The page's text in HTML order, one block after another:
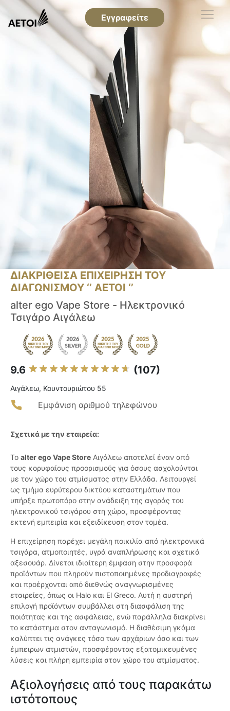
Εγγραφείτε
ΔΙΑΚΡΙΘΕΙΣΑ ΕΠΙΧΕΙΡΗΣΗ ΤΟΥ
ΔΙΑΓΩΝΙΣΜΟΥ ‘’ ΑΕΤΟΙ ‘’
alter ego Vape Store - Ηλεκτρονικό
Τσιγάρο Αιγάλεω
9.6 (107)
Αιγάλεω, Κουντουριώτου 55
Εμφάνιση αριθμού τηλεφώνου
Σχετικά με την εταιρεία:
Το alter ego Vape Store Αιγάλεω αποτελεί έναν από
τους κορυφαίους προορισμούς για όσους ασχολούνται
με τον χώρο του ατμίσματος στην Ελλάδα. Λειτουργεί
ως τμήμα ευρύτερου δικτύου καταστημάτων που
υπήρξε πρωτοπόρο στην ανάδειξη της αγοράς του
ηλεκτρονικού τσιγάρου στη χώρα, προσφέροντας
εκτενή εμπειρία και εξειδίκευση στον τομέα.
Η επιχείρηση παρέχει μεγάλη ποικιλία από ηλεκτρονικά
τσιγάρα, ατμοποιητές, υγρά αναπλήρωσης και σχετικά
αξεσουάρ. Δίνεται ιδιαίτερη έμφαση στην προσφορά
προϊόντων που πληρούν πιστοποιημένες προδιαγραφές
και προέρχονται από διεθνώς αναγνωρισμένες
εταιρείες, όπως οι Halo και El Greco. Αυτή η αυστηρή
επιλογή προϊόντων συμβάλλει στη διασφάλιση της
ποιότητας και της ασφάλειας, ενώ παράλληλα διακρίνει
το κατάστημα στον ανταγωνισμό. Η διαθέσιμη γκάμα
καλύπτει τις ανάγκες τόσο των αρχάριων όσο και των
έμπειρων ατμιστών, προσφέροντας εξατομικευμένες
λύσεις και πλήρη εμπειρία στον χώρο του ατμίσματος.
Αξιολογήσεις από τους παρακάτω
ιστότοπους